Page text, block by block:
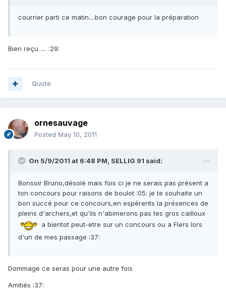
courrier parti ce matin....bon courage pour la préparation
Bien reçu .... :29:
Quote
ornesauvage
Posted May 10, 2011
On 5/9/2011 at 6:48 PM, SELLIG 91 said:
Bonsoir Bruno,désolé mais fois ci je ne serais pas présent a
ton concours pour raisons de boulot :05: je te souhaite un
bon succé pour ce concours,en espérents la présences de
pleins d'archers,et qu'ils n'abimerons pas tes gros cailloux
a bientot peut-etre sur un concours ou a Flers lors
d'un de mes passage :37:
Dommage ce seras pour une autre fois
Amitiés :37: